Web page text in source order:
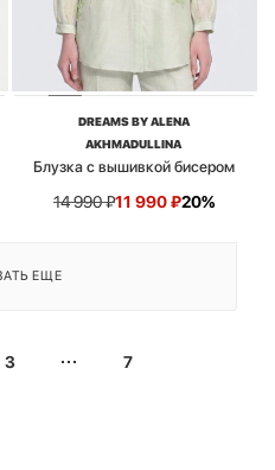
DREAMS BY ALENA
AKHMADULLINA
Блузка с вышивкой бисером
14 990₽11 990₽20%
ЕЩЕ
3 7